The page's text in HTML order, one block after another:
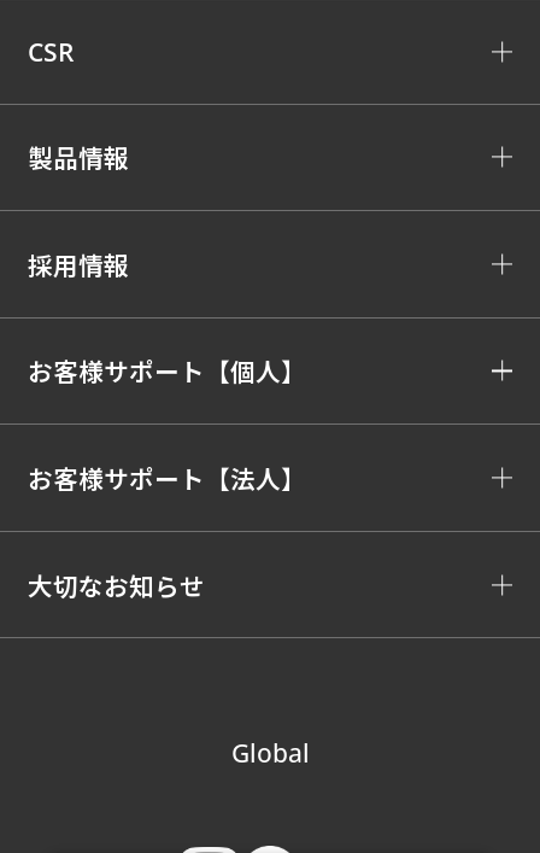
CSR
製品情報
採用情報
お客様サポート【個人】
お客様サポート【法人】
大切なお知らせ
Global